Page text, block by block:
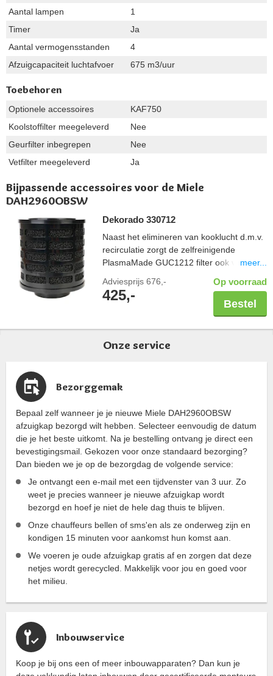
Aantal lampen
1
Timer
Ja
Aantal vermogensstanden
4
Afzuigcapaciteit luchtafvoer
675 m3/uur
Toebehoren
Optionele accessoires
KAF750
Koolstoffilter meegeleverd
Nee
Geurfilter inbegrepen
Nee
Vetfilter meegeleverd
Ja
Bijpassende accessoires voor de Miele
DAH2960OBSW
Dekorado 330712
Naast het elimineren van kooklucht d.m.v.
recirculatie zorgt de zelfreinigende
PlasmaMade GUC1212 filter ook voor een
pollen en bacteriën. Controleer altijd de
maatvoering van uw schacht in combinatie
met een PlasmaMade filter. Let hierbij op
de breedte en diepte, maar ook een
benodigde hoogte van 20cm. Capaciteit
600 m3/u.
meer...
Adviesprijs 676,-
425,-
Op voorraad
Bestel
Onze service
Bezorggemak
Bepaal zelf wanneer je je nieuwe Miele DAH2960OBSW
afzuigkap bezorgd wilt hebben. Selecteer eenvoudig de datum
die je het beste uitkomt. Na je bestelling ontvang je direct een
bevestigingsmail. Gekozen voor onze standaard bezorging?
Dan bieden we je op de bezorgdag de volgende service:
Je ontvangt een e-mail met een tijdvenster van 3 uur. Zo
weet je precies wanneer je nieuwe afzuigkap wordt
bezorgd en hoef je niet de hele dag thuis te blijven.
Onze chauffeurs bellen of sms'en als ze onderweg zijn en
kondigen 15 minuten voor aankomst hun komst aan.
We voeren je oude afzuigkap gratis af en zorgen dat deze
netjes wordt gerecycled. Makkelijk voor jou en goed voor
het milieu.
Inbouwservice
Koop je bij ons een of meer inbouwapparaten? Dan kun je